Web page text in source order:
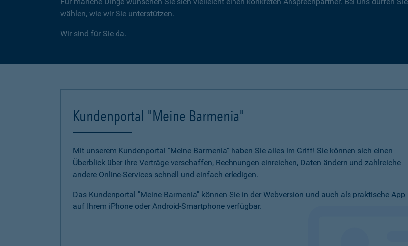
wählen, wie wir Sie unterstützen.
Wir sind für Sie da.
Kundenportal "Meine Barmenia"
Mit unserem Kundenportal "Meine Barmenia" haben Sie alles im Griff! Sie können sich einen
Überblick über Ihre Verträge verschaffen, Rechnungen einreichen, Daten ändern und zahlreiche
andere Online-Services schnell und einfach erledigen.
Das Kundenportal "Meine Barmenia" können Sie in der Webversion und auch als praktische App
auf Ihrem iPhone oder Android-Smartphone verfügbar.